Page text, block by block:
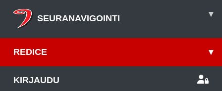
SEURANAVIGOINTI ▾
REDICE ▾
KIRJAUDU